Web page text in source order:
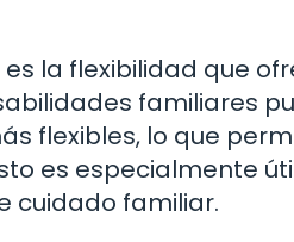
la flexibilidad que
familiares
flexibles, lo que
es especialmente
cuidado familiar.